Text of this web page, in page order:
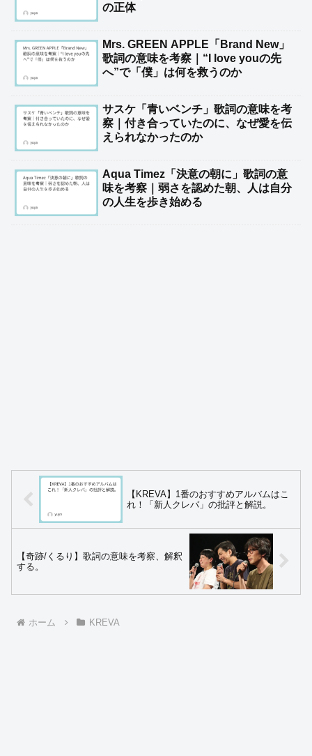
の正体
Mrs. GREEN APPLE「Brand New」
歌詞の意味を考察｜“I love youの先
へ”で「僕」は何を救うのか
サスケ「青いベンチ」歌詞の意味を考
察｜付き合っていたのに、なぜ愛を伝
えられなかったのか
Aqua Timez「決意の朝に」歌詞の意
味を考察｜弱さを認めた朝、人は自分
の人生を歩き始める
【KREVA】1番のおすすめアルバムはこ
れ！「新人クレバ」の批評と解説。
【奇跡/くるり】歌詞の意味を考察、解釈
する。
ホーム KREVA